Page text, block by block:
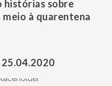
histórias sobre
meio à quarentena